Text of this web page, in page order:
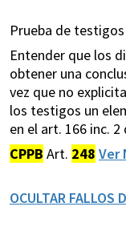
Prueba de
Entender que los
obtener una
vez que no
los testigos un
en el art. 166 inc.
CPPB Art. 248 Ver
OCULTAR FALLOS